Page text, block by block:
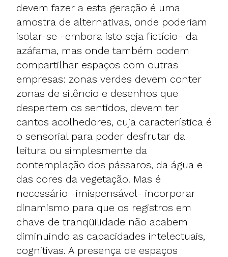
devem fazer a esta geração é uma
amostra de alternativas, onde poderiam
isolar-se -embora isto seja fictício- da
azáfama, mas onde também podem
compartilhar espaços com outras
empresas: zonas verdes devem conter
zonas de silêncio e desenhos que
despertem os sentidos, devem ter
cantos acolhedores, cuja característica é
o sensorial para poder desfrutar da
leitura ou simplesmente da
contemplação dos pássaros, da água e
das cores da vegetação. Mas é
necessário -imispensável- incorporar
dinamismo para que os registros em
chave de tranqüilidade não acabem
diminuindo as capacidades intelectuais,
cognitivas. A presença de espaços